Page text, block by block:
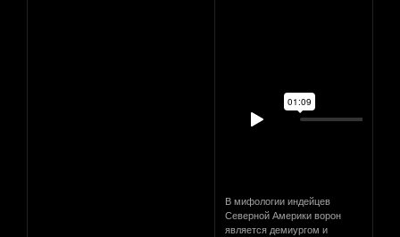
В мифологии индейцев
Северной Америки ворон
является демиургом и